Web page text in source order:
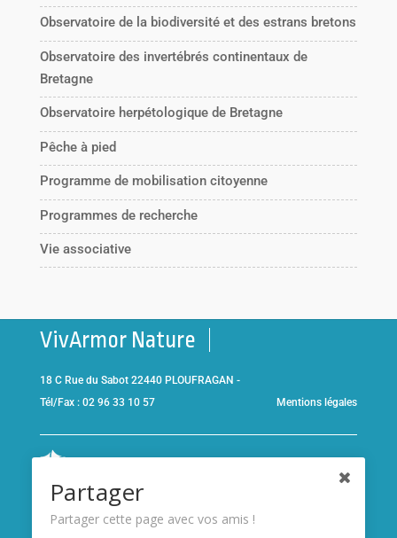
Observatoire de la biodiversité et des estrans bretons
Observatoire des invertébrés continentaux de
Bretagne
Observatoire herpétologique de Bretagne
Pêche à pied
Programme de mobilisation citoyenne
Programmes de recherche
Vie associative
VivArmor Nature
18 C Rue du Sabot 22440 PLOUFRAGAN -
Tél/Fax : 02 96 33 10 57
Mentions légales
Brieucet adhérent de l’association
Partager
Partager cette page avec vos amis !